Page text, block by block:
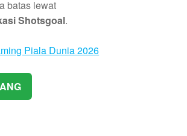
batas lewat
Shotsgoal.